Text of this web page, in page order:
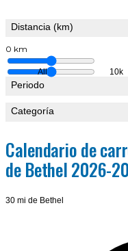
Distancia (km)
0 km
All 10k
Periodo
Categoría
Calendario de
de Bethel 2026-
30 mi de Bethel